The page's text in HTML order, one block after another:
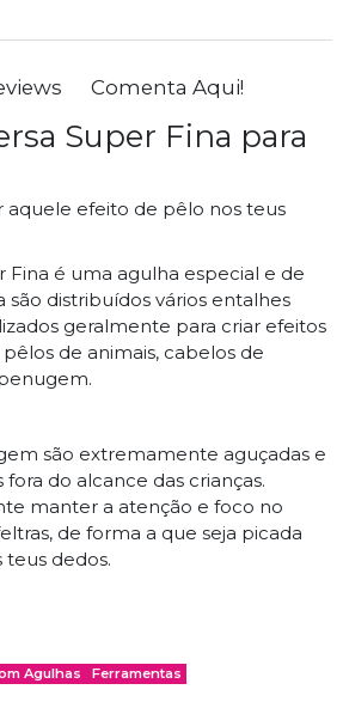
Comenta Aqui!
Super Fina para
aquele efeito de pêlo nos teus
Fina é uma agulha especial e de
são distribuídos vários entalhes
geralmente para criar efeitos
de animais, cabelos de
são extremamente aguçadas e
do alcance das crianças.
manter a atenção e foco no
de forma a que seja picada
teus dedos.
Agulhas Ferramentas